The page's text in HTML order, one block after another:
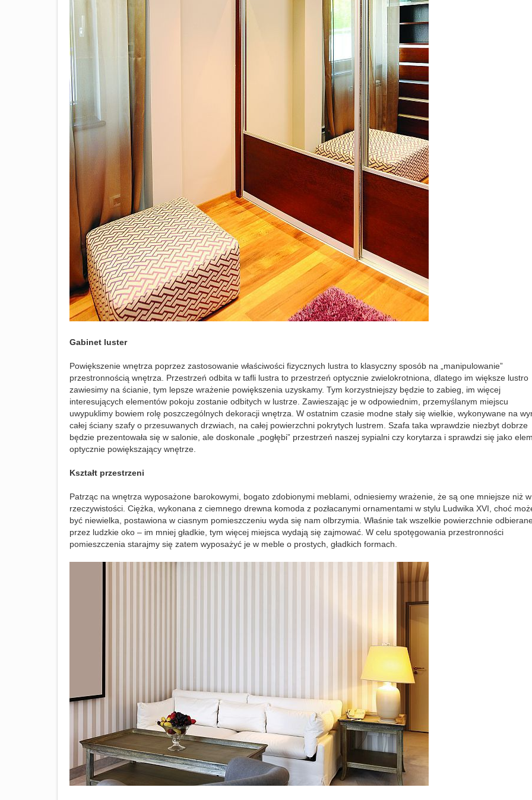
Gabinet luster
Powiększenie wnętrza poprzez zastosowanie właściwości fizycznych lustra to klasyczny sposób na „manipulowanie”
przestronnością wnętrza. Przestrzeń odbita w tafli lustra to przestrzeń optycznie zwielokrotniona, dlatego im większe lustro
zawiesimy na ścianie, tym lepsze wrażenie powiększenia uzyskamy. Tym korzystniejszy będzie to zabieg, im więcej
interesujących elementów pokoju zostanie odbitych w lustrze. Zawieszając je w odpowiednim, przemyślanym miejscu
uwypuklimy bowiem rolę poszczególnych dekoracji wnętrza. W ostatnim czasie modne stały się wielkie, wykonywane na
całej ściany szafy o przesuwanych drzwiach, na całej powierzchni pokrytych lustrem. Szafa taka wprawdzie niezbyt dobrze
będzie prezentowała się w salonie, ale doskonale „pogłębi” przestrzeń naszej sypialni czy korytarza i sprawdzi się jako
optycznie powiększający wnętrze.
Kształt przestrzeni
Patrząc na wnętrza wyposażone barokowymi, bogato zdobionymi meblami, odniesiemy wrażenie, że są one mniejsze niż w
rzeczywistości. Ciężka, wykonana z ciemnego drewna komoda z pozłacanymi ornamentami w stylu Ludwika XVI, choć
być niewielka, postawiona w ciasnym pomieszczeniu wyda się nam olbrzymia. Właśnie tak wszelkie powierzchnie
przez ludzkie oko – im mniej gładkie, tym więcej miejsca wydają się zajmować. W celu spotęgowania przestronności
pomieszczenia starajmy się zatem wyposażyć je w meble o prostych, gładkich formach.